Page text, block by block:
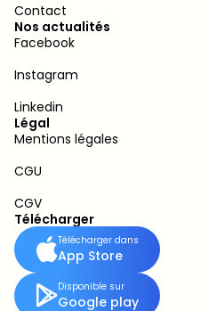
Contact
Nos actualités
Facebook
Instagram
Linkedin
Légal
Mentions légales
CGU
CGV
Télécharger
Télécharger dans
App Store
Disponible sur
Google play